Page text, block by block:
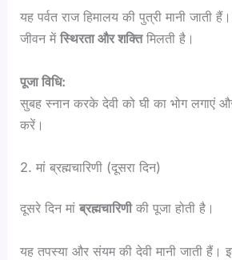
यह पर्वत राज हिमालय की पुत्री मानी जाती
जीवन मेंस्थिरता और शक्तिमिलती है।
पूजा विधि:
सुबह स्नान करके देवी को घी का भोग लगाएं
करें।
2. मां ब्रह्मचारिणी (दूसरा दिन)
दूसरे दिन मांब्रह्मचारिणीकी पूजा होती है।
यह तपस्या और संयम की देवी मानी जाती